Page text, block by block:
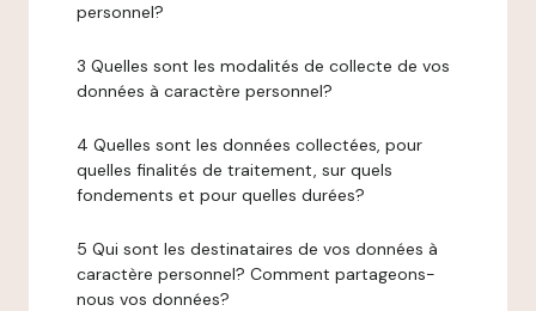
personnel?
3 Quelles sont les modalités de collecte de vos
données à caractère personnel?
4 Quelles sont les données collectées, pour
quelles finalités de traitement, sur quels
fondements et pour quelles durées?
5 Qui sont les destinataires de vos données à
caractère personnel? Comment partageons-
nous vos données?